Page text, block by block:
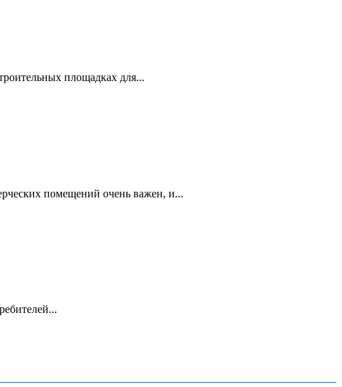
площадках для...
помещений очень важен, и...